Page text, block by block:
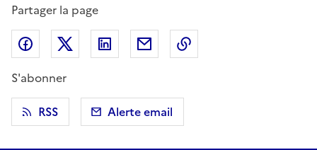
Partager la page
Partager sur Facebook
Partager sur X (anciennement Twitter)
Partager sur LinkedIn
Partager par email
S'abonner
RSS
Alerte email